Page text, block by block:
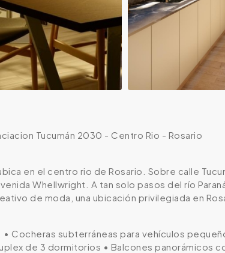
Tucumán 2030 - Centro Rio - Rosario
en el centro rio de Rosario. Sobre calle
Whellwright. A tan solo pasos del río
de moda, una ubicación privilegiada en
Cocheras subterráneas para vehículos
de 3 dormitorios • Balcones panorámicos